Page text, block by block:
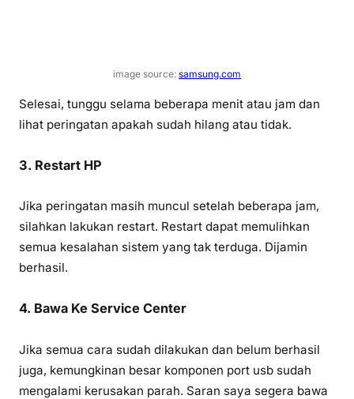
image source: samsung.com
Selesai, tunggu selama beberapa menit atau jam dan
lihat peringatan apakah sudah hilang atau tidak.
3. Restart HP
Jika peringatan masih muncul setelah beberapa jam,
silahkan lakukan restart. Restart dapat memulihkan
semua kesalahan sistem yang tak terduga. Dijamin
berhasil.
4. Bawa Ke Service Center
Jika semua cara sudah dilakukan dan belum berhasil
juga, kemungkinan besar komponen port usb sudah
mengalami kerusakan parah. Saran saya segera bawa